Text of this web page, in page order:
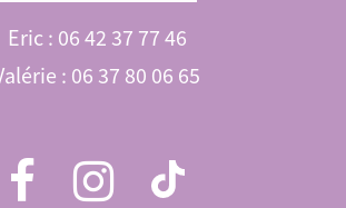
Eric : 06 42 37 77 46
: 06 37 80 06 65